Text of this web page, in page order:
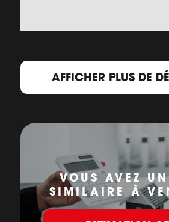
AFFICHER PLUS DE
VOUS AVEZ
SIMILAIRE À